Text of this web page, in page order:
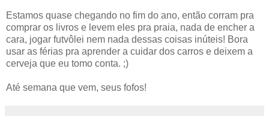
Estamos quase chegando no fim do ano, então corram pra
comprar os livros e levem eles pra praia, nada de encher a
cara, jogar futvôlei nem nada dessas coisas inúteis! Bora
usar as férias pra aprender a cuidar dos carros e deixem a
cerveja que eu tomo conta. ;)
Até semana que vem, seus fofos!